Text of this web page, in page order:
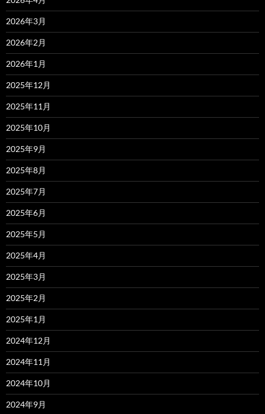
2026年3月
2026年2月
2026年1月
2025年12月
2025年11月
2025年10月
2025年9月
2025年8月
2025年7月
2025年6月
2025年5月
2025年4月
2025年3月
2025年2月
2025年1月
2024年12月
2024年11月
2024年10月
2024年9月